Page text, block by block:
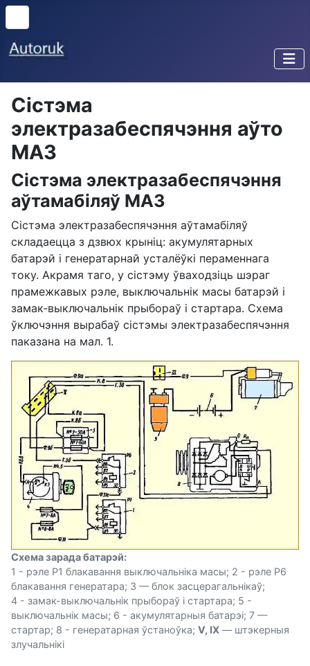
Сістэма
электразабеспячэння аўто
МАЗ
Сістэма электразабеспячэння
аўтамабіляў МАЗ
Сістэма электразабеспячэння аўтамабіляў
складаецца з дзвюх крыніц: акумулятарных
батарэй і генератарнай усталёўкі пераменнага
току. Акрамя таго, у сістэму ўваходзіць шэраг
прамежкавых рэле, выключальнік масы батарэй і
замак-выключальнік прыбораў і стартара. Схема
ўключэння вырабаў сістэмы электразабеспячэння
паказана на мал. 1.
Схема зарада батарэй:
1 - рэле Р1 блакавання выключальніка масы; 2 - рэле Р6
блакавання генератара; 3 — блок засцерагальнікаў;
4 - замак-выключальнік прыбораў і стартара; 5 -
выключальнік масы; 6 - акумулятарныя батарэі; 7 —
стартар; 8 - генератарная ўстаноўка; V, IX — штэкерныя
злучальнікі